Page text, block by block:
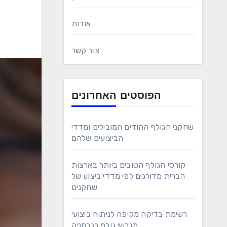
אודות
צור קשר
הפוסטים האחרונים
שחקני הגולף ההודים המובילים ומדדי
הביצועים שלהם
קורסי הגולף הטובים ביותר בארצות
הברית מדורגים לפי מדדי ביצוע של
שחקנים
רשימת בדיקה מקיפה לניתוח ביצועי